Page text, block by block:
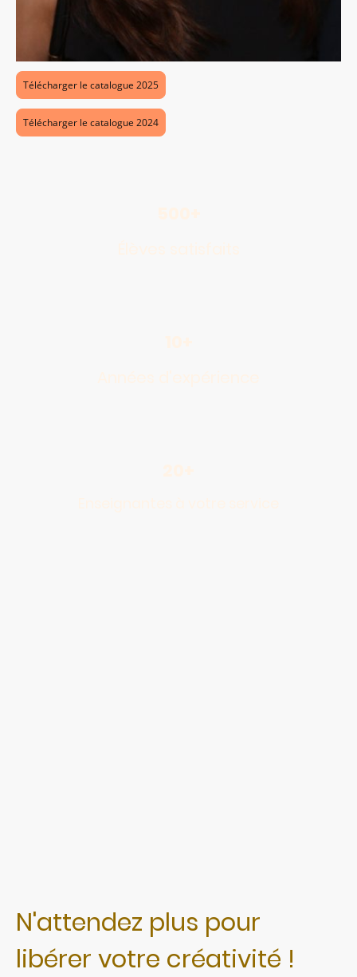
Télécharger le catalogue 2025
Télécharger le catalogue 2024
N'attendez plus pour
libérer votre créativité !